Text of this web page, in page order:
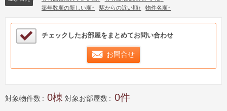
築年数順の新しい順
駅からの近い順 物件名順
検討中リストサンプル
チェックしたお部屋をまとめてお問い合わせ
お問合せ
対象物件数 0 対象お部屋数 0